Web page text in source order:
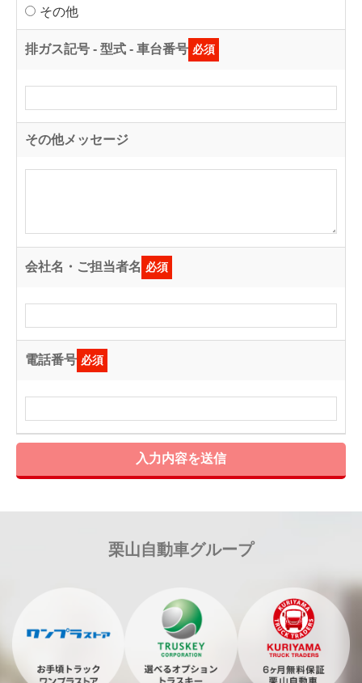
その他
排ガス記号 - 型式 - 車台番号 必須
その他メッセージ
会社名・ご担当者名 必須
電話番号 必須
入力内容を送信
栗山自動車グループ